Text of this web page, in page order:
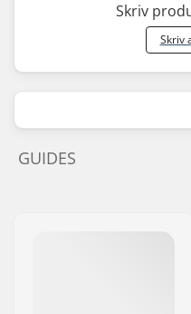
Skriv
Skriv
GUIDES